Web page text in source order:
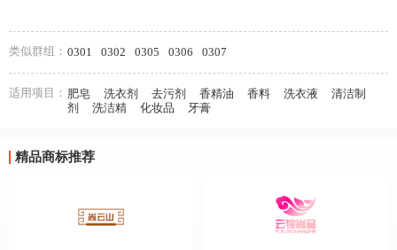
类似群组： 0301 0302 0305 0306 0307
适用项目： 肥皂 洗衣剂 去污剂 香精油 香料 洗衣液
清洁制
剂
洗洁精 化妆品 牙膏
精品商标推荐